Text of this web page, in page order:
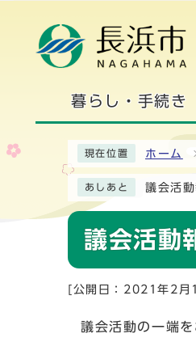
暮らし・手続き
現在位置 ホーム
あしあと 議会活
議会活動
[公開日：2021年2月
議会活動の一端を